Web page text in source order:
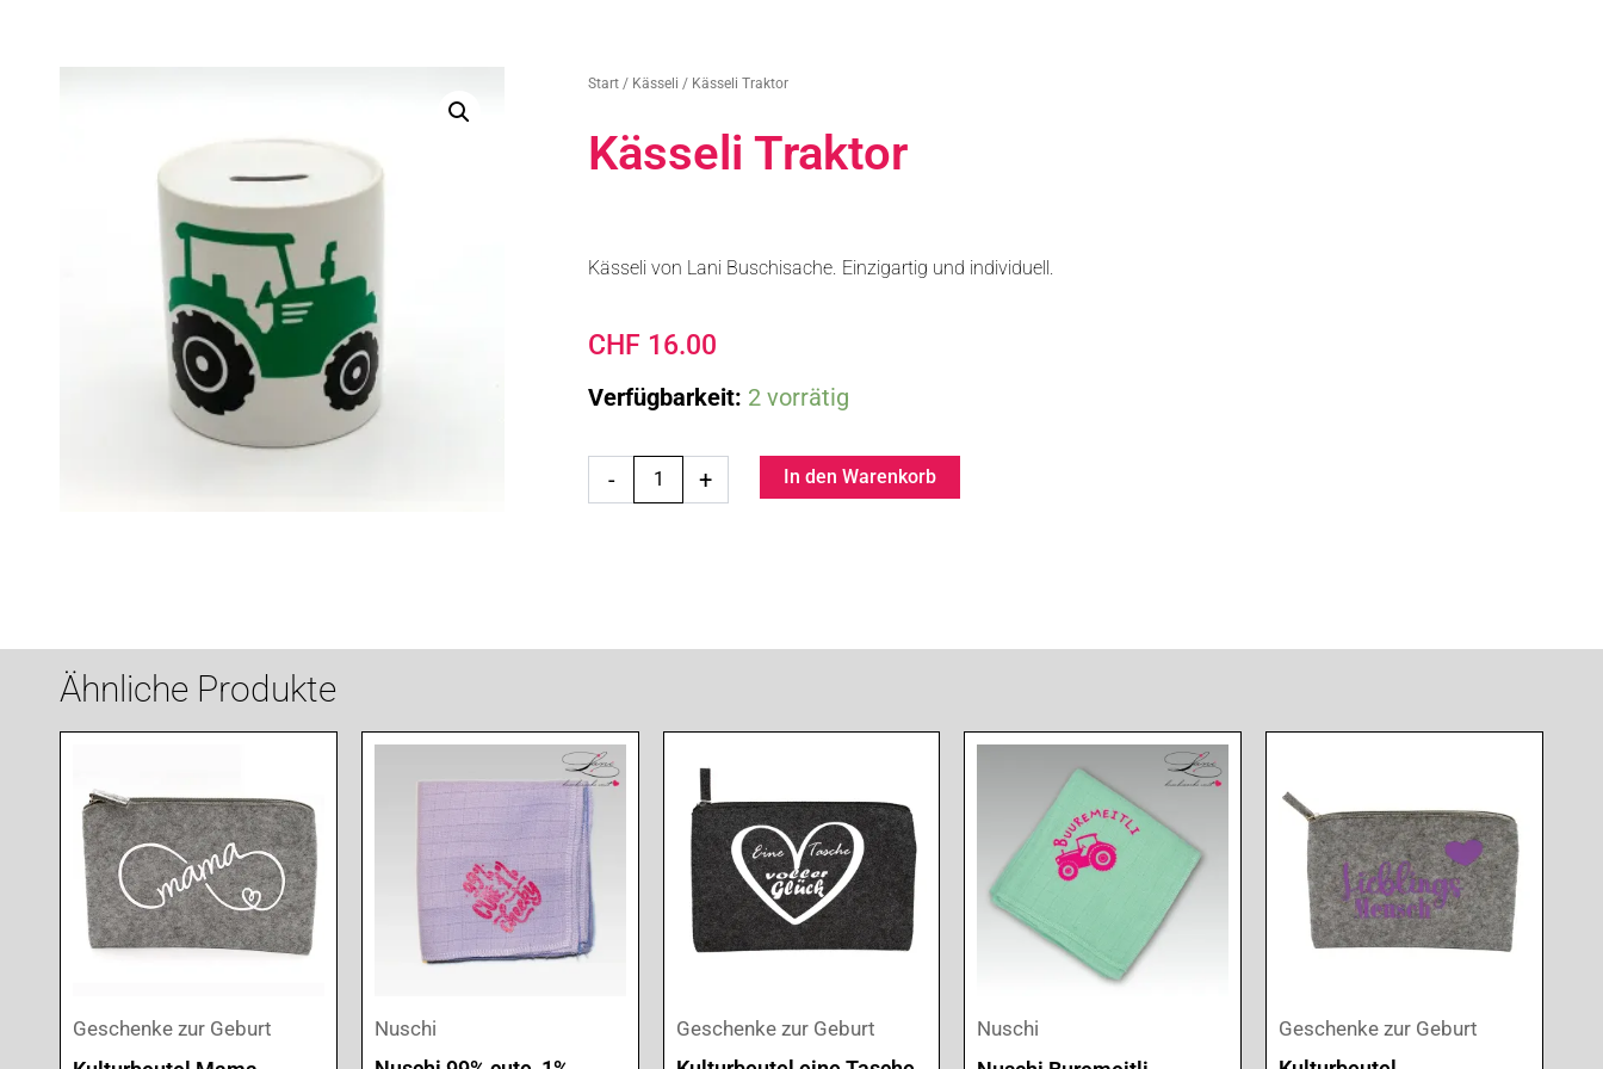
Start / Kässeli / Kässeli Traktor
Kässeli Traktor
Kässeli von Lani Buschisache. Einzigartig und individuell.
CHF 16.00
Verfügbarkeit: 2 vorrätig
-
Kässeli
+ In den Warenkorb
Ähnliche Produkte
Geschenke zur Geburt Nuschi Geschenke zur Geburt Nuschi Geschenke zur Geburt